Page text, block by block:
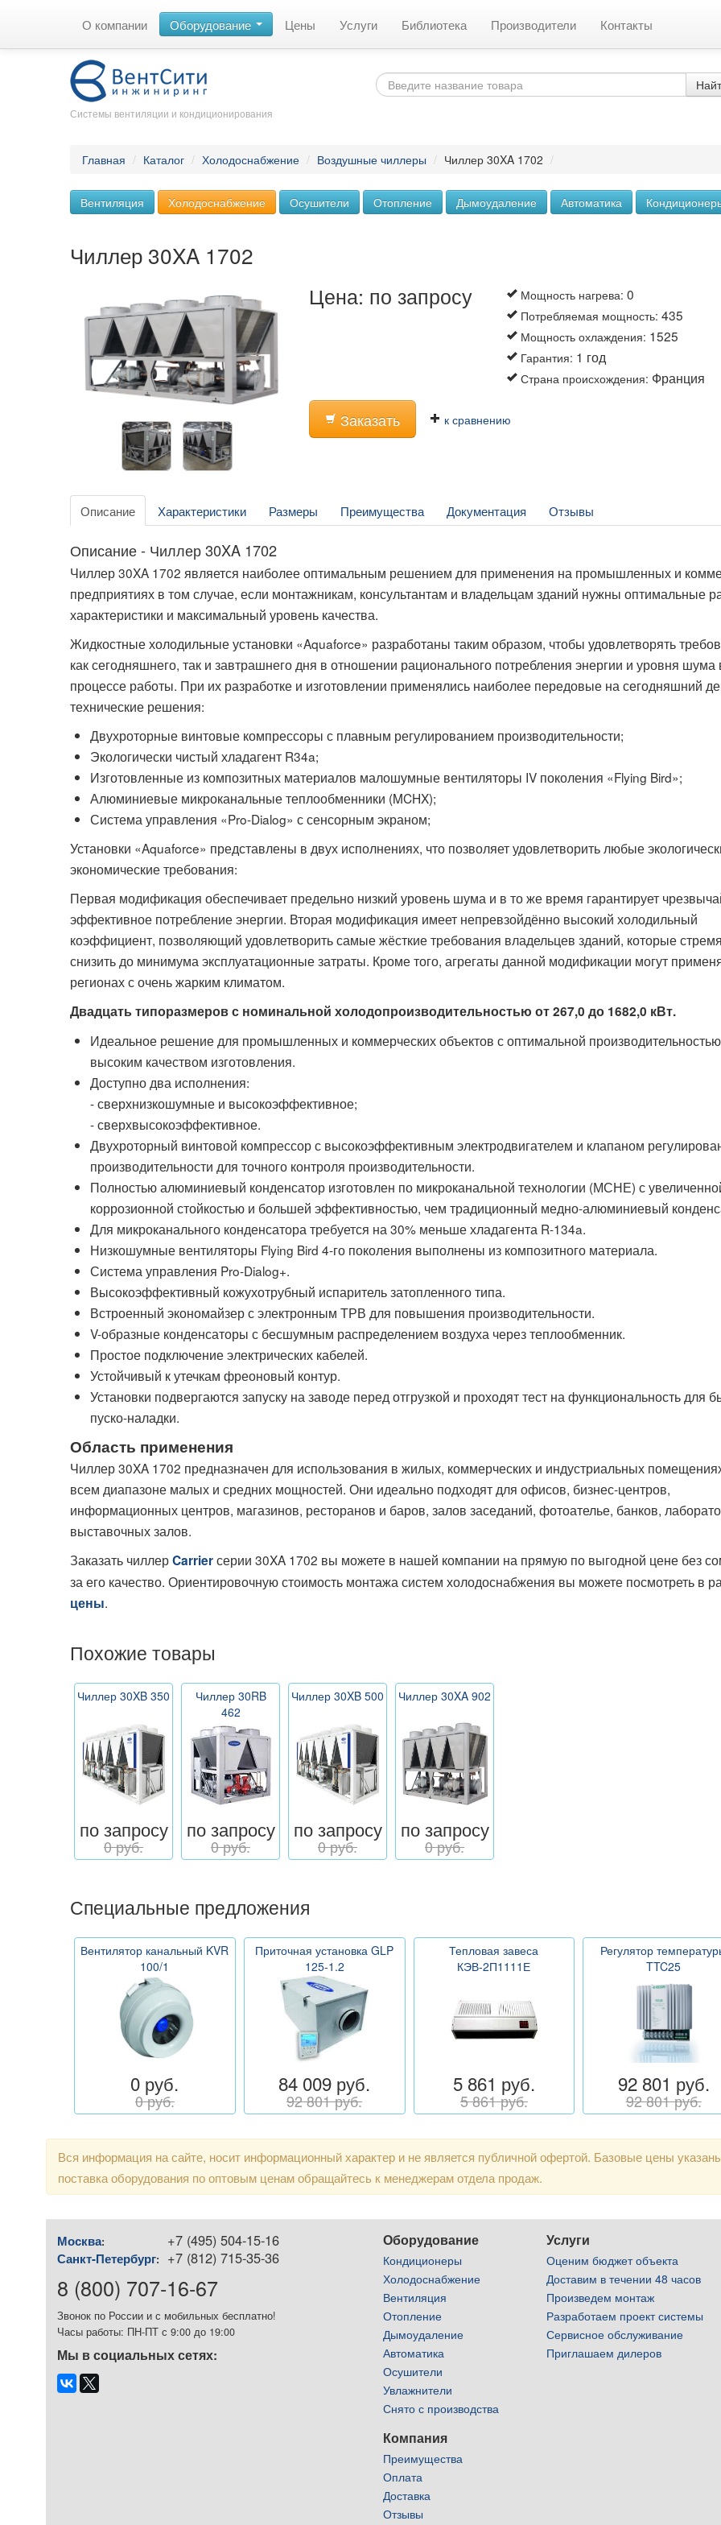
О компании Оборудование Цены Услуги Библиотека Производители Контакты
Системы вентиляции и кондиционирования
Главная / Каталог / Холодоснабжение / Воздушные чиллеры / Чиллер 30XA 1702 /
Вентиляция Холодоснабжение Осушители Отопление Дымоудаление Автоматика
Чиллер 30XA 1702
Цена: по запросу Мощность нагрева:0
Потребляемая мощность:435
Мощность охлаждения: 1525
Гарантия: 1 год
Страна происхождения: Франция
Заказать к сравнению
Описание Характеристики Размеры Преимущества Документация Отзывы
Описание - Чиллер 30XA 1702
Чиллер 30XA 1702 является наиболее оптимальным решением для применения на промышленных и
предприятиях в том случае, если монтажникам, консультантам и владельцам зданий нужны оптимальные
характеристики и максимальный уровень качества.
Жидкостные холодильные установки «Aquaforce» разработаны таким образом, чтобы удовлетворять
как сегодняшнего, так и завтрашнего дня в отношении рационального потребления энергии и уровня шума
процессе работы. При их разработке и изготовлении применялись наиболее передовые на сегодняшний
технические решения:
Двухроторные винтовые компрессоры с плавным регулированием производительности;
Экологически чистый хладагент R34a;
Изготовленные из композитных материалов малошумные вентиляторы IV поколения «Flying Bird»;
Алюминиевые микроканальные теплообменники (MCHX);
Система управления «Pro-Dialog» с сенсорным экраном;
Установки «Aquaforce» представлены в двух исполнениях, что позволяет удовлетворить любые
экономические требования:
Первая модификация обеспечивает предельно низкий уровень шума и в то же время гарантирует
эффективное потребление энергии. Вторая модификация имеет непревзойдённо высокий холодильный
коэффициент, позволяющий удовлетворить самые жёсткие требования владельцев зданий, которые
снизить до минимума эксплуатационные затраты. Кроме того, агрегаты данной модификации могут
регионах с очень жарким климатом.
Двадцать типоразмеров с номинальной холодопроизводительностью от 267,0 до 1682,0 кВт.
Идеальное решение для промышленных и коммерческих объектов с оптимальной
высоким качеством изготовления.
Доступно два исполнения:
- сверхнизкошумные и высокоэффективное;
- сверхвысокоэффективное.
Двухроторный винтовой компрессор с высокоэффективным электродвигателем и клапаном
производительности для точного контроля производительности.
Полностью алюминиевый конденсатор изготовлен по микроканальной технологии (МСНЕ) с
коррозионной стойкостью и большей эффективностью, чем традиционный медно-алюминиевый
Для микроканального конденсатора требуется на 30% меньше хладагента R-134a.
Низкошумные вентиляторы Flying Bird 4-го поколения выполнены из композитного материала.
Система управления Pro-Dialog+.
Высокоэффективный кожухотрубный испаритель затопленного типа.
Встроенный экономайзер с электронным ТРВ для повышения производительности.
V-образные конденсаторы с бесшумным распределением воздуха через теплообменник.
Простое подключение электрических кабелей.
Устойчивый к утечкам фреоновый контур.
Установки подвергаются запуску на заводе перед отгрузкой и проходят тест на функциональность для
пуско-наладки.
Область применения
Чиллер 30XA 1702 предназначен для использования в жилых, коммерческих и индустриальных
всем диапазоне малых и средних мощностей. Они идеально подходят для офисов, бизнес-центров,
информационных центров, магазинов, ресторанов и баров, залов заседаний, фотоателье, банков,
выставочных залов.
Заказать чиллерCarrierсерии 30XA 1702 вы можете в нашей компании на прямую по выгодной цене без
за его качество. Ориентировочную стоимость монтажа систем холодоснабжения вы можете посмотреть в
цены.
Похожие товары
Чиллер 30XB 350
по запросу
0 руб.
Чиллер 30RB
462
по запросу
0 руб.
Чиллер 30XB 500
по запросу
0 руб.
Чиллер 30XA 902
по запросу
0 руб.
Специальные предложения
Вентилятор канальный KVR
100/1
0 руб.
0 руб.
Приточная установка GLP
125-1.2
84 009 руб.
92 801 руб.
Тепловая завеса
КЭВ-2П1111Е
5 861 руб.
5 861 руб.
Регулятор
TTC25
92 801 руб.
92 801 руб.
Вся информация на сайте, носит информационный характер и не является публичной офертой. Базовые цены
поставка оборудования по оптовым ценам обращайтесь к менеджерам отдела продаж.
Москва: +7 (495) 504-15-16
Санкт-Петербург: +7 (812) 715-35-36
8 (800) 707-16-67
Звонок по России и с мобильных бесплатно!
Часы работы: ПН-ПТ с 9:00 до 19:00
Мы в социальных сетях:
Оборудование
Кондиционеры
Холодоснабжение
Вентиляция
Отопление
Дымоудаление
Автоматика
Осушители
Увлажнители
Снято с производства
Компания
Преимущества
Оплата
Доставка
Отзывы
Услуги
Оценим бюджет объекта
Доставим в течении 48 часов
Произведем монтаж
Разработаем проект системы
Сервисное обслуживание
Приглашаем дилеров